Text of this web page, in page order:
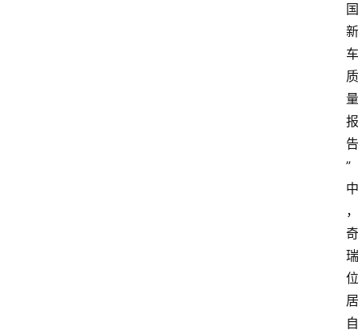
国
新
车
质
量
报
告
”
中
，
奇
瑞
位
居
自